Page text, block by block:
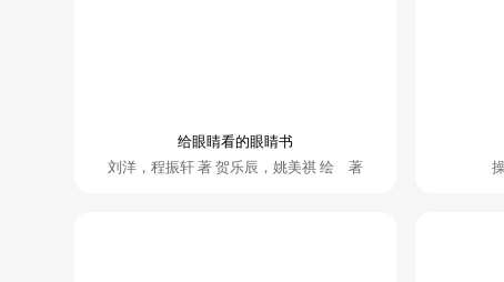
给眼睛看的眼睛书
刘洋，程振轩 著 贺乐辰，姚美祺 绘 著